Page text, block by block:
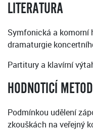
LITERATURA
Symfonická a komorní
dramaturgie
Partitury a klavírní
HODNOTICÍ
Podmínkou udělení
zkouškách na veřejný